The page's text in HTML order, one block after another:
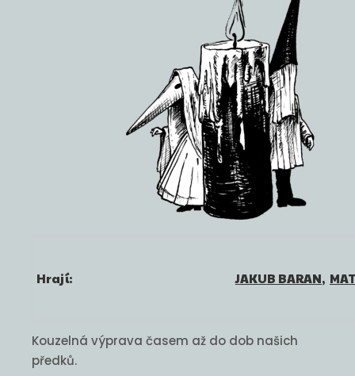
Hrají: JAKUB BARAN,
Kouzelná výprava časem až do dob našich
předků.